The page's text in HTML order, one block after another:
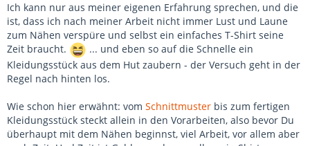
Ich kann nur aus meiner eigenen Erfahrung sprechen, und die
ist, dass ich nach meiner Arbeit nicht immer Lust und Laune
zum Nähen verspüre und selbst ein einfaches T-Shirt seine
Zeit braucht.
... und eben so auf die Schnelle ein
Kleidungsstück aus dem Hut zaubern - der Versuch geht in der
Regel nach hinten los.
Wie schon hier erwähnt: vom Schnittmuster bis zum fertigen
Kleidungsstück steckt allein in den Vorarbeiten, also bevor Du
überhaupt mit dem Nähen beginnst, viel Arbeit, vor allem aber